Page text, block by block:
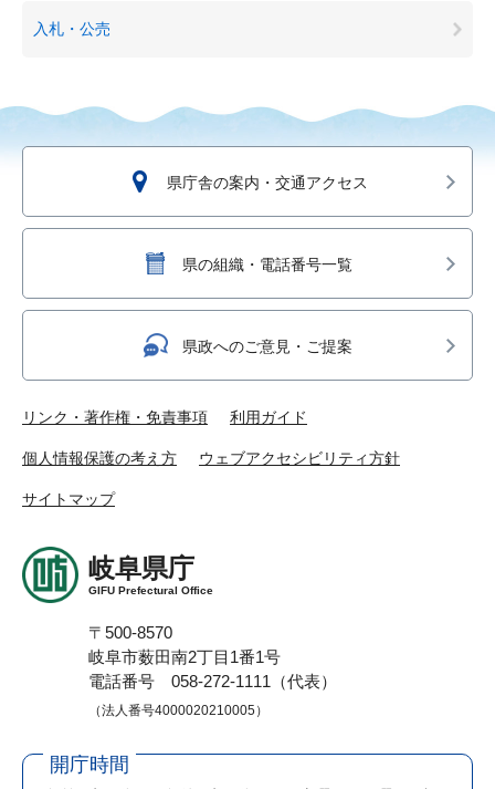
入札・公売
県庁舎の案内・交通アクセス
県の組織・電話番号一覧
県政へのご意見・ご提案
リンク・著作権・免責事項 利用ガイド
個人情報保護の考え方 ウェブアクセシビリティ方針
サイトマップ
岐阜県庁
GIFU Prefectural Office
〒500-8570
岐阜市薮田南2丁目1番1号
電話番号 058-272-1111（代表）
（法人番号4000020210005）
開庁時間